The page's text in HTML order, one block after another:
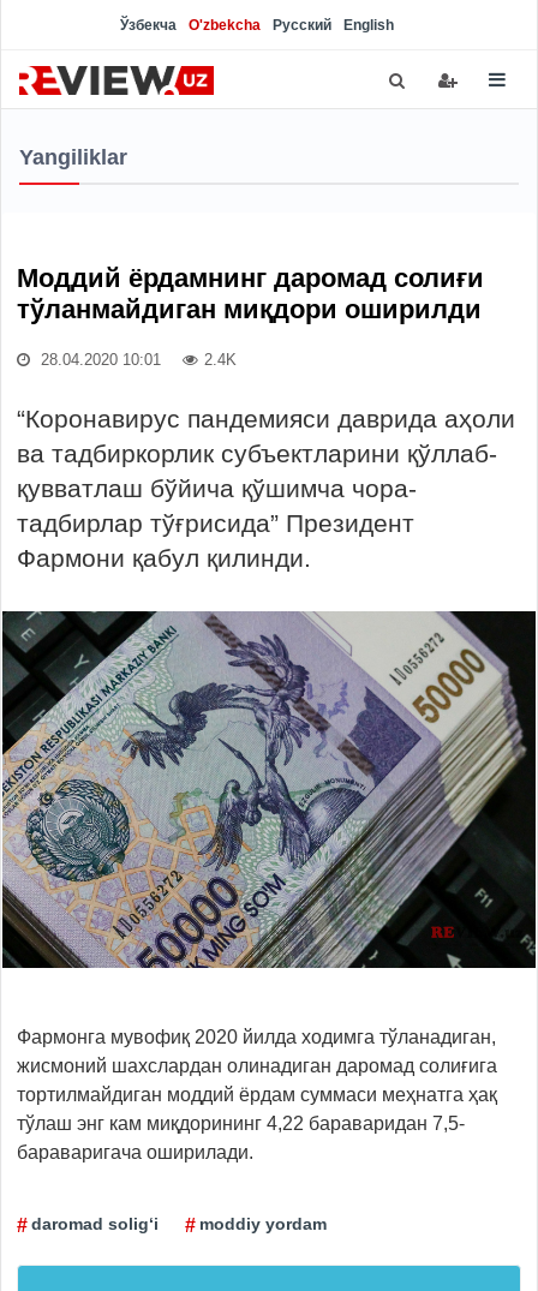
Ўзбекча O'zbekcha Русский English
Yangiliklar
Моддий ёрдамнинг даромад солиғи
тўланмайдиган миқдори оширилди
28.04.2020 10:01 2.4K
“Коронавирус пандемияси даврида аҳоли
ва тадбиркорлик субъектларини қўллаб-
қувватлаш бўйича қўшимча чора-
тадбирлар тўғрисида” Президент
Фармони қабул қилинди.
Фармонга мувофиқ 2020 йилда ходимга тўланадиган,
жисмоний шахслардан олинадиган даромад солиғига
тортилмайдиган моддий ёрдам суммаси меҳнатга ҳақ
тўлаш энг кам миқдорининг 4,22 бараваридан 7,5-
бараваригача оширилади.
daromad solig‘i moddiy yordam